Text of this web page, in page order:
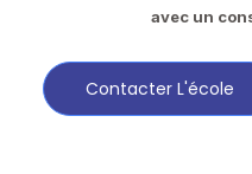
avec un
Contacter L'école